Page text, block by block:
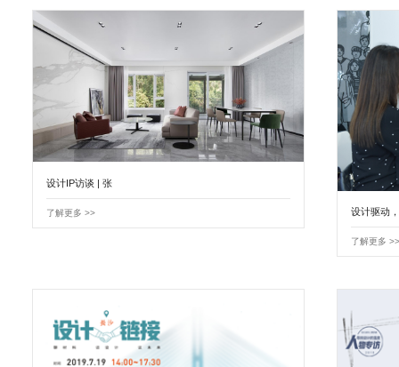
设计IP访谈 | 张
了解更多 >> 设计驱动
了解更多